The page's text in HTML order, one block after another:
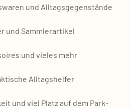
und All­tags­ge­gen­stän­de
und Samm­ler­ar­ti­kel
und vie­les mehr
All­tags­hel­fer
und viel Platz auf dem Park­